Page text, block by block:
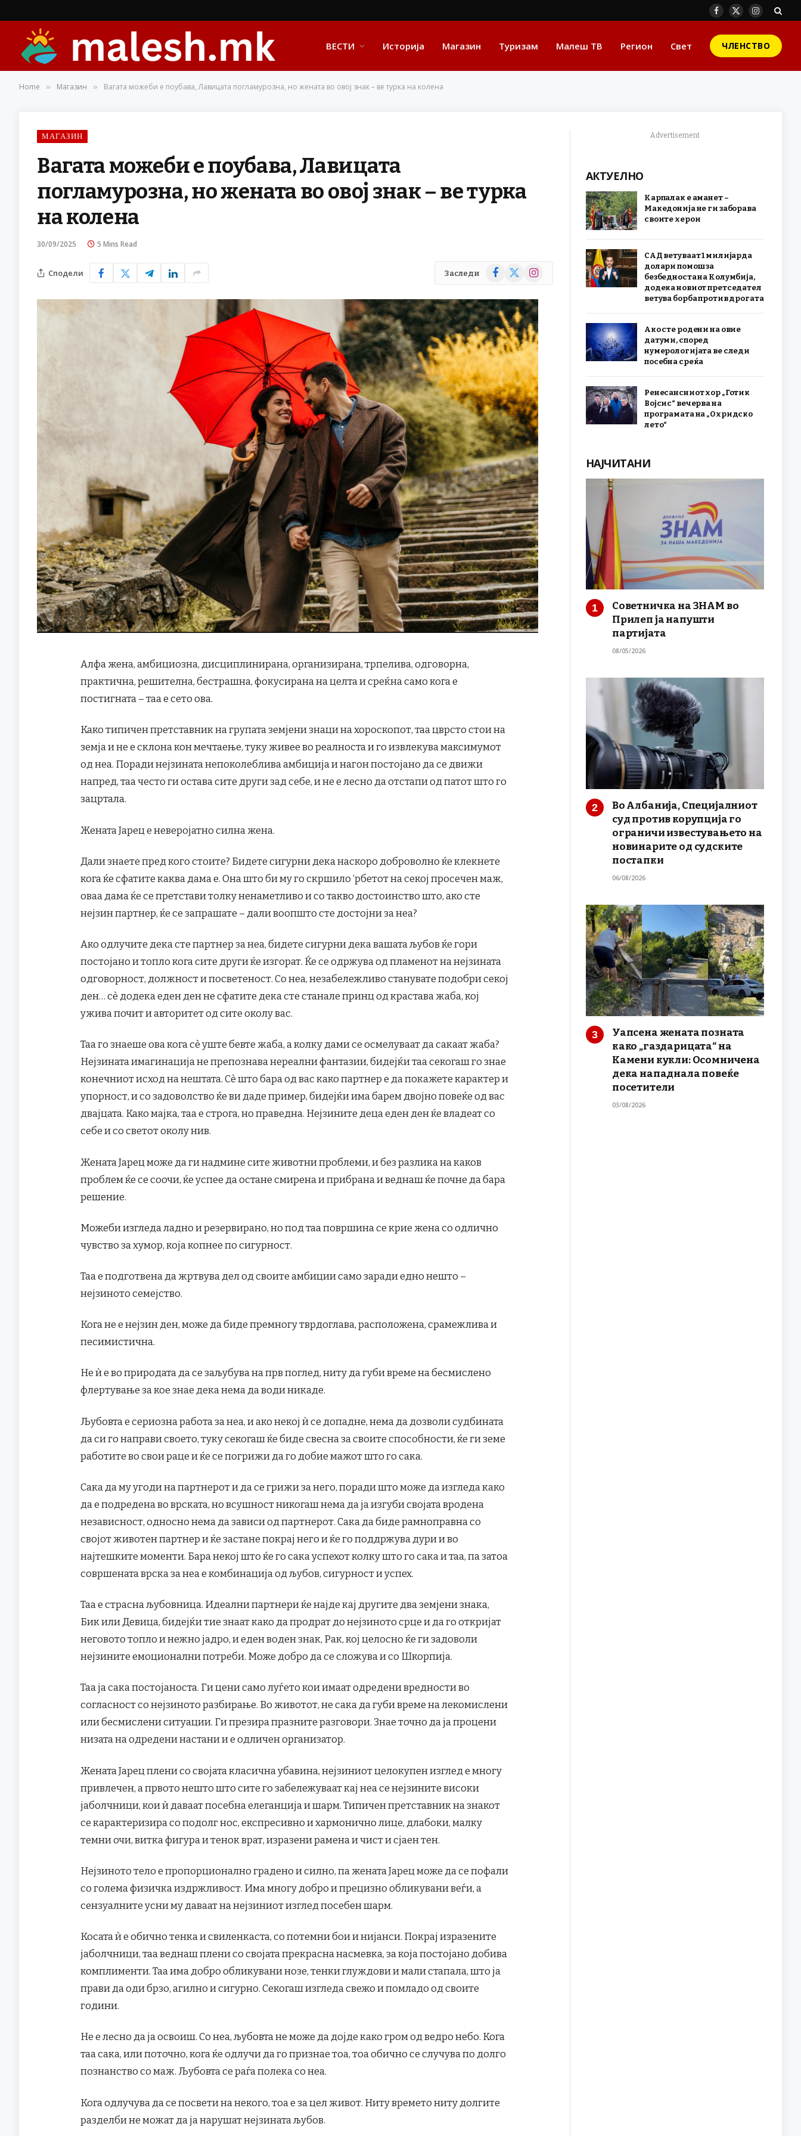
Facebook
X
Instagram
ВЕСТИ Историја Магазин Туризам Малеш ТВ Регион Свет ЧЛЕНСТВО
Home » Магазин » Вагата можеби е поубава, Лавицата погламурозна, но жената во овој знак – ве турка на колена
МАГАЗИН
Вагата можеби е поубава, Лавицата
погламурозна, но жената во овој знак – ве турка
на колена
30/09/2025 5 Mins Read
Сподели Заследи Facebook
X
Instagram
Алфа жена, амбициозна, дисциплинирана, организирана, трпелива, одговорна,
практична, решителна, бестрашна, фокусирана на целта и среќна само кога е
постигната – таа е сето ова.
Како типичен претставник на групата земјени знаци на хороскопот, таа цврсто стои на
земја и не е склона кон мечтаење, туку живее во реалноста и го извлекува максимумот
од неа. Поради нејзината непоколеблива амбиција и нагон постојано да се движи
напред, таа често ги остава сите други зад себе, и не е лесно да отстапи од патот што го
зацртала.
Жената Јарец е неверојатно силна жена.
Дали знаете пред кого стоите? Бидете сигурни дека наскоро доброволно ќе клекнете
кога ќе сфатите каква дама е. Она што би му го скршило ‘рбетот на секој просечен маж,
оваа дама ќе се претстави толку ненаметливо и со такво достоинство што, ако сте
нејзин партнер, ќе се запрашате – дали воопшто сте достојни за неа?
Ако одлучите дека сте партнер за неа, бидете сигурни дека вашата љубов ќе гори
постојано и топло кога сите други ќе изгорат. Ќе се одржува од пламенот на нејзината
одговорност, должност и посветеност. Со неа, незабележливо станувате подобри секој
ден… сè додека еден ден не сфатите дека сте станале принц од крастава жаба, кој
ужива почит и авторитет од сите околу вас.
Таа го знаеше ова кога сè уште бевте жаба, а колку дами се осмелуваат да сакаат жаба?
Нејзината имагинација не препознава нереални фантазии, бидејќи таа секогаш го знае
конечниот исход на нештата. Сè што бара од вас како партнер е да покажете карактер и
упорност, и со задоволство ќе ви даде пример, бидејќи има барем двојно повеќе од вас
двајцата. Како мајка, таа е строга, но праведна. Нејзините деца еден ден ќе владеат со
себе и со светот околу нив.
Жената Јарец може да ги надмине сите животни проблеми, и без разлика на каков
проблем ќе се соочи, ќе успее да остане смирена и прибрана и веднаш ќе почне да бара
решение.
Можеби изгледа ладно и резервирано, но под таа површина се крие жена со одлично
чувство за хумор, која копнее по сигурност.
Таа е подготвена да жртвува дел од своите амбиции само заради едно нешто –
нејзиното семејство.
Кога не е нејзин ден, може да биде премногу тврдоглава, расположена, срамежлива и
песимистична.
Не ѝ е во природата да се заљубува на прв поглед, ниту да губи време на бесмислено
флертување за кое знае дека нема да води никаде.
Љубовта е сериозна работа за неа, и ако некој ѝ се допадне, нема да дозволи судбината
да си го направи своето, туку секогаш ќе биде свесна за своите способности, ќе ги земе
работите во свои раце и ќе се погрижи да го добие мажот што го сака.
Сака да му угоди на партнерот и да се грижи за него, поради што може да изгледа како
да е подредена во врската, но всушност никогаш нема да ја изгуби својата вродена
независност, односно нема да зависи од партнерот. Сака да биде рамноправна со
својот животен партнер и ќе застане покрај него и ќе го поддржува дури и во
најтешките моменти. Бара некој што ќе го сака успехот колку што го сака и таа, па затоа
совршената врска за неа е комбинација од љубов, сигурност и успех.
Таа е страсна љубовница. Идеални партнери ќе најде кај другите два земјени знака,
Бик или Девица, бидејќи тие знаат како да продрат до нејзиното срце и да го откријат
неговото топло и нежно јадро, и еден воден знак, Рак, кој целосно ќе ги задоволи
нејзините емоционални потреби. Може добро да се сложува и со Шкорпија.
Таа ја сака постојаноста. Ги цени само луѓето кои имаат одредени вредности во
согласност со нејзиното разбирање. Во животот, не сака да губи време на лекомислени
или бесмислени ситуации. Ги презира празните разговори. Знае точно да ја процени
низата на одредени настани и е одличен организатор.
Жената Јарец плени со својата класична убавина, нејзиниот целокупен изглед е многу
привлечен, а првото нешто што сите го забележуваат кај неа се нејзините високи
јаболчници, кои ѝ даваат посебна елеганција и шарм. Типичен претставник на знакот
се карактеризира со подолг нос, експресивно и хармонично лице, длабоки, малку
темни очи, витка фигура и тенок врат, изразени рамена и чист и сјаен тен.
Нејзиното тело е пропорционално градено и силно, па жената Јарец може да се пофали
со голема физичка издржливост. Има многу добро и прецизно обликувани веѓи, а
сензуалните усни му даваат на нејзиниот изглед посебен шарм.
Косата ѝ е обично тенка и свиленкаста, со потемни бои и нијанси. Покрај изразените
јаболчници, таа веднаш плени со својата прекрасна насмевка, за која постојано добива
комплименти. Таа има добро обликувани нозе, тенки глуждови и мали стапала, што ја
прави да оди брзо, агилно и сигурно. Секогаш изгледа свежо и помладо од своите
години.
Не е лесно да ја освоиш. Со неа, љубовта не може да дојде како гром од ведро небо. Кога
таа сака, или поточно, кога ќе одлучи да го признае тоа, тоа обично се случува по долго
познанство со маж. Љубовта се раѓа полека со неа.
Кога одлучува да се посвети на некого, тоа е за цел живот. Ниту времето ниту долгите
разделби не можат да ја нарушат нејзината љубов.
Advertisement
АКТУЕЛНО
Карпалак е аманет –
Македонија не ги заборава
своите херои
САД ветуваат 1 милијарда
долари помош за
безбедноста на Колумбија,
додека новиот претседател
ветува борба против дрогата
Ако сте родени на овие
датуми, според
нумерологијата ве следи
посебна среќа
Ренесансниот хор „Готик
Војсис“ вечерва на
програмата на „Охридско
лето“
НАЈЧИТАНИ
Советничка на ЗНАМ во
Прилеп ја напушти
партијата
08/05/2026
Во Албанија, Специјалниот
суд против корупција го
ограничи известувањето на
новинарите од судските
постапки
06/08/2026
Уапсена жената позната
како „газдарицата“ на
Камени кукли: Осомничена
дека нападнала повеќе
посетители
03/08/2026